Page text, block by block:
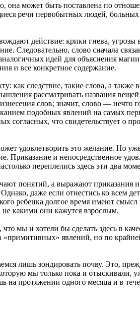
она может быть поставлена по
речи первобытных людей,
действие: крики гнева, угрозы
Следовательно, слово сначала
идей для объяснения
и все конкретное содержание.
следствие, такие слова, а также
рассматривать названия
слов; значит, слово — нечто
подобных явлений на самых
согласных, что свидетельствует о
удовлетворить это желание. Но
Приказание и непосредственное
переплелись здесь эти два
понятий, а выражают приказания
даже если отнестись ко всем
ребенка долгое время имеют
не какими они кажутся взрослым.
мы и хотели бы сделать здесь в
явлений, но по
лишь зондировать почву. Это,
мы только пока и отыскивали,
на протяжении одного месяца и в